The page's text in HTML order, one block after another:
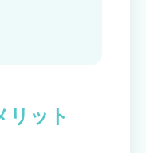
リット